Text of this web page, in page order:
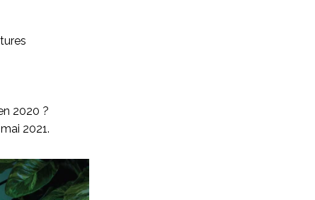
2020 ?
2021.